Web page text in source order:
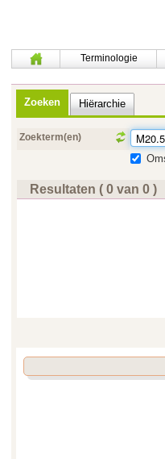
Terminologie
Zoeken Hiërarchie
Zoekterm(en)
Resultaten ( 0 van 0 )